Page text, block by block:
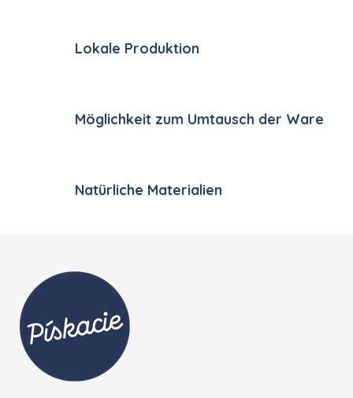
Lokale Produktion
Möglichkeit zum Umtausch der Ware
Natürliche Materialien